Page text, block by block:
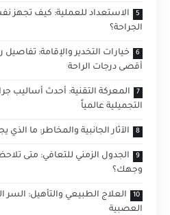
الاستعداد للعملية: كيف تجهز
الجراحة؟
خيارات التخدير والإقامة:
أقصى درجات الراحة
المعركة التقنية: أحدث أساليب
التجميلية عالمياً
الآثار الجانبية والمخاطر: ما
الجدول الزمني للتعافي: متى
وجهك؟
العلاج الطبيعي والتأهيل: السر
العصبية